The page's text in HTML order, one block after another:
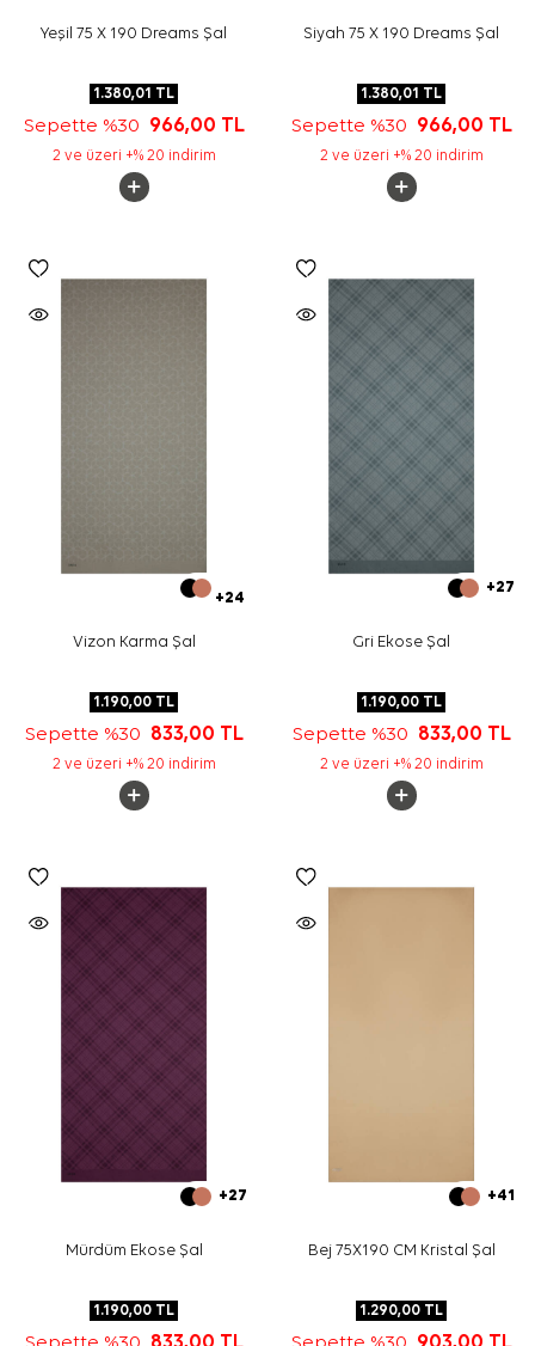
Yeşil 75 X 190 Dreams Şal
1.380,01 TL
Sepette %30 966,00 TL
2 ve üzeri +% 20 indirim
Siyah 75 X 190 Dreams Şal
1.380,01 TL
Sepette %30 966,00 TL
2 ve üzeri +% 20 indirim
+24
Vizon Karma Şal
1.190,00 TL
Sepette %30 833,00 TL
2 ve üzeri +% 20 indirim
+27
Gri Ekose Şal
1.190,00 TL
Sepette %30 833,00 TL
2 ve üzeri +% 20 indirim
+27
Mürdüm Ekose Şal
1.190,00 TL
+41
Bej 75X190 CM Kristal Şal
1.290,00 TL